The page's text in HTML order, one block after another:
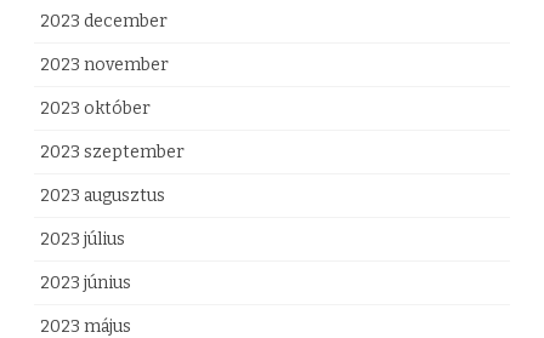
2023 december
2023 november
2023 október
2023 szeptember
2023 augusztus
2023 július
2023 június
2023 május